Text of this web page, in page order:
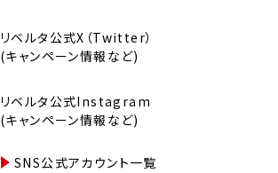
リベルタ公式X（Twitter）
(キャンペーン情報など)
リベルタ公式Instagram
(キャンペーン情報など)
SNS公式アカウント一覧